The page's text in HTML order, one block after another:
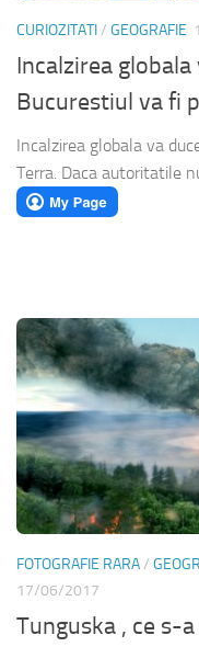
CURIOZITATI/ GEOGRAFIE
Incalzirea
Bucurestiul va fi
Incalzirea globala va
Terra. Daca autoritatile
FOTOGRAFIE RARA/
17/06/2017
Tunguska , ce s-